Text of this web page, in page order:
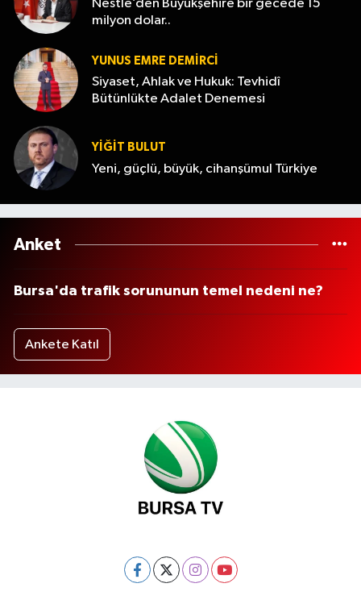
Nestle’den Büyükşehire bir gecede 15
milyon dolar..
YUNUS EMRE DEMIRCI
Siyaset, Ahlak ve Hukuk: Tevhidî
Bütünlükte Adalet Denemesi
YİĞİT BULUT
Yeni, güçlü, büyük, cihanşümul Türkiye
Anket
Bursa'da trafik sorununun temel nedeni ne?
Ankete Katıl